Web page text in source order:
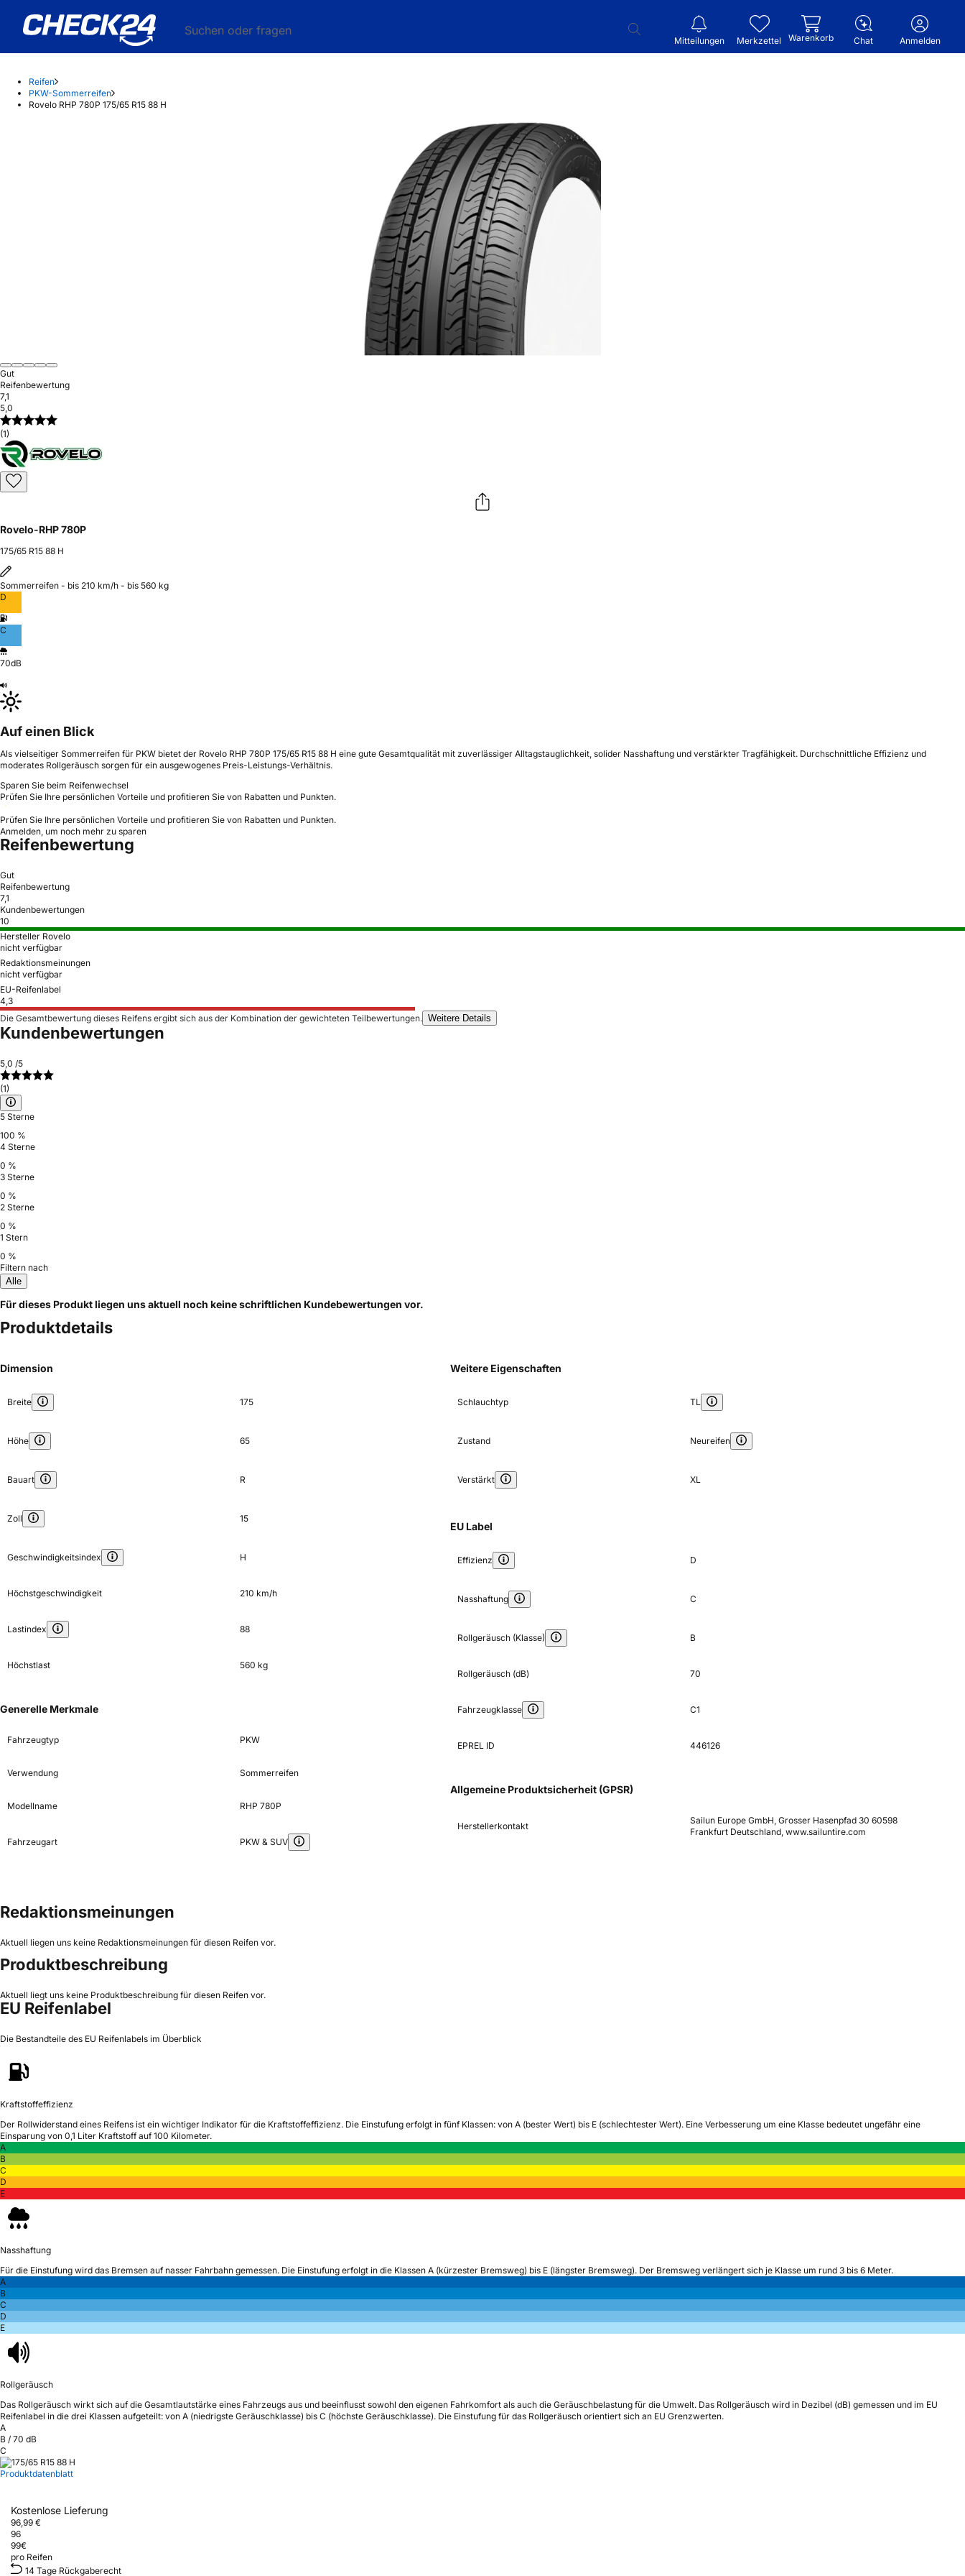
Suchen oder fragen
Mitteilungen Merkzettel Warenkorb Chat Anmelden
Reifen
PKW-Sommerreifen
Rovelo RHP 780P 175/65 R15 88 H
Gut
Reifenbewertung
7,1
5,0
(1)
Rovelo-RHP 780P
175/65 R15 88 H
Sommerreifen - bis 210 km/h - bis 560 kg
D
C
70dB
Auf einen Blick
Als vielseitiger Sommerreifen für PKW bietet der Rovelo RHP 780P 175/65 R15 88 H eine gute Gesamtqualität mit zuverlässiger Alltagstauglichkeit, solider Nasshaftung und verstärkter Tragfähigkeit. Durchschnittliche Effizienz und
moderates Rollgeräusch sorgen für ein ausgewogenes Preis-Leistungs-Verhältnis.
Sparen Sie beim Reifenwechsel
Prüfen Sie Ihre persönlichen Vorteile und profitieren Sie von Rabatten und Punkten.
Prüfen Sie Ihre persönlichen Vorteile und profitieren Sie von Rabatten und Punkten.
Anmelden, um noch mehr zu sparen
Reifenbewertung
Gut
Reifenbewertung
7,1
Kundenbewertungen
10
Hersteller Rovelo
nicht verfügbar
Redaktionsmeinungen
nicht verfügbar
EU-Reifenlabel
4,3
Die Gesamtbewertung dieses Reifens ergibt sich aus der Kombination der gewichteten Teilbewertungen. Weitere Details
Kundenbewertungen
5,0 /5
(1)
5 Sterne
100 %
4 Sterne
0 %
3 Sterne
0 %
2 Sterne
0 %
1 Stern
0 %
Filtern nach
Alle
Für dieses Produkt liegen uns aktuell noch keine schriftlichen Kundebewertungen vor.
Produktdetails
Dimension
Breite 175
Höhe 65
Bauart R
Zoll 15
Geschwindigkeitsindex H
Höchstgeschwindigkeit 210 km/h
Lastindex 88
Höchstlast 560 kg
Generelle Merkmale
Fahrzeugtyp PKW
Verwendung Sommerreifen
Modellname RHP 780P
Fahrzeugart PKW & SUV
Weitere Eigenschaften
Schlauchtyp TL
Zustand Neureifen
Verstärkt XL
EU Label
Effizienz D
Nasshaftung C
Rollgeräusch (Klasse) B
Rollgeräusch (dB) 70
Fahrzeugklasse C1
EPREL ID 446126
Allgemeine Produktsicherheit (GPSR)
Herstellerkontakt
Sailun Europe GmbH, Grosser Hasenpfad 30 60598
Frankfurt Deutschland, www.sailuntire.com
Redaktionsmeinungen
Aktuell liegen uns keine Redaktionsmeinungen für diesen Reifen vor.
Produktbeschreibung
Aktuell liegt uns keine Produktbeschreibung für diesen Reifen vor.
EU Reifenlabel
Die Bestandteile des EU Reifenlabels im Überblick
Kraftstoffeffizienz
Der Rollwiderstand eines Reifens ist ein wichtiger Indikator für die Kraftstoffeffizienz. Die Einstufung erfolgt in fünf Klassen: von A (bester Wert) bis E (schlechtester Wert). Eine Verbesserung um eine Klasse bedeutet ungefähr eine
Einsparung von 0,1 Liter Kraftstoff auf 100 Kilometer.
A
B
C
D
E
Nasshaftung
Für die Einstufung wird das Bremsen auf nasser Fahrbahn gemessen. Die Einstufung erfolgt in die Klassen A (kürzester Bremsweg) bis E (längster Bremsweg). Der Bremsweg verlängert sich je Klasse um rund 3 bis 6 Meter.
A
B
C
D
E
Rollgeräusch
Das Rollgeräusch wirkt sich auf die Gesamtlautstärke eines Fahrzeugs aus und beeinflusst sowohl den eigenen Fahrkomfort als auch die Geräuschbelastung für die Umwelt. Das Rollgeräusch wird in Dezibel (dB) gemessen und im EU
Reifenlabel in die drei Klassen aufgeteilt: von A (niedrigste Geräuschklasse) bis C (höchste Geräuschklasse). Die Einstufung für das Rollgeräusch orientiert sich an EU Grenzwerten.
A
B / 70 dB
C
Produktdatenblatt
Kostenlose Lieferung
96,99 €
96
99€
pro Reifen
14 Tage Rückgaberecht